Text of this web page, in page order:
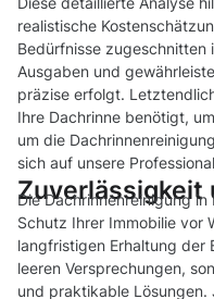
realistische
Bedürfnisse zugeschnitten
Ausgaben und
präzise erfolgt.
Ihre Dachrinne benötigt,
um die
sich auf unsere
Zuverlässigkeit
Die Dachrinnenreinigung
Schutz Ihrer Immobilie vor
langfristigen Erhaltung der
leeren Versprechungen,
und praktikable